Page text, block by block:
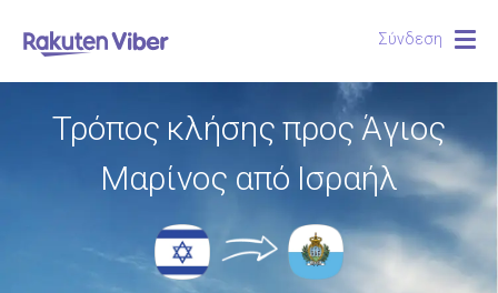
Σύνδεση
Τρόπος κλήσης προς Άγιος
Μαρίνος από Ισραήλ